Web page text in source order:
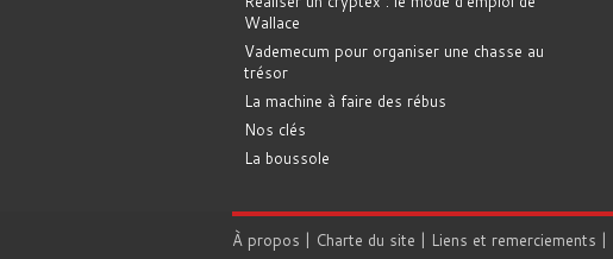
Wallace
Vademecum pour organiser une chasse au
trésor
La machine à faire des rébus
Nos clés
La boussole
À propos | Charte du site | Liens et remerciements |